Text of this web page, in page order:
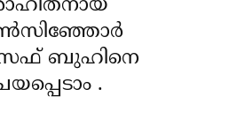
ബുഹിനെ
.